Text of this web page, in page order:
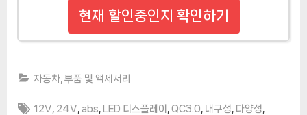
현재 할인중인지 확인하기
자동차, 부품 및 액세서리
Tags:
12V 24V ,abs , LED 디스플레이 ,QC3.0 내구성 다양성